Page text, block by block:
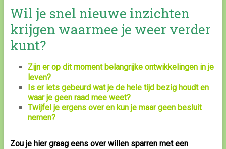
Wil je snel nieuwe inzichten
krijgen waarmee je weer verder
kunt?
Zijn er op dit moment belangrijke ontwikkelingen in je
leven?
Is er iets gebeurd wat je de hele tijd bezig houdt en
waar je geen raad mee weet?
Twijfel je ergens over en kun je maar geen besluit
nemen?
Zou je hier graag eens over willen sparren met een